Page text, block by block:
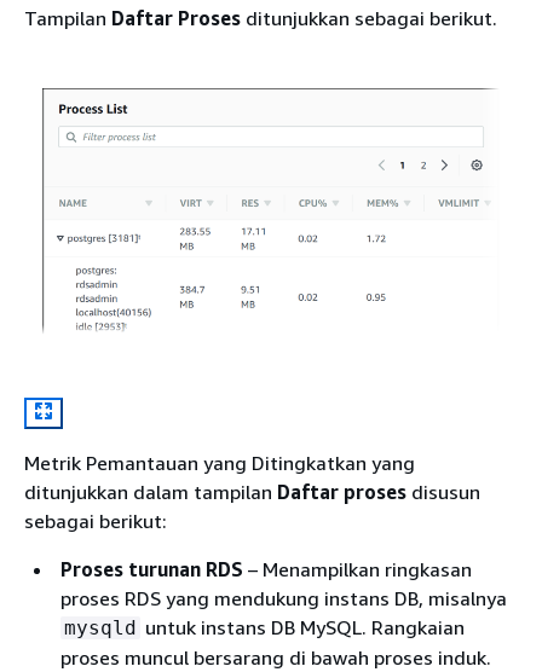
Tampilan Daftar Proses ditunjukkan sebagai berikut.
Metrik Pemantauan yang Ditingkatkan yang
ditunjukkan dalam tampilan Daftar proses disusun
sebagai berikut:
Proses turunan RDS – Menampilkan ringkasan
proses RDS yang mendukung instans DB, misalnya
mysqld untuk instans DB MySQL. Rangkaian
proses muncul bersarang di bawah proses induk.